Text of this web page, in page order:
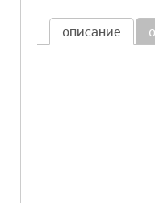
описание